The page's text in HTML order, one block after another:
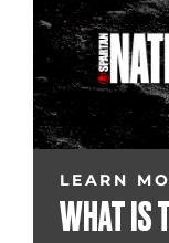
LEARN
WHAT IS